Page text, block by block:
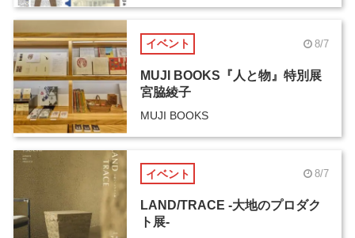
イベント 8/7
MUJI BOOKS『人と物』特別展
宮脇綾子
MUJI BOOKS
イベント 8/7
LAND/TRACE -大地のプロダク
ト展-